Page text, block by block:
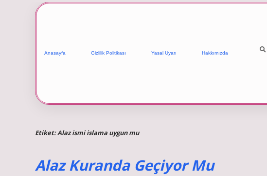
Anasayfa Gizlilik Politikası Yasal Uyarı Hakkımızda
Etiket:Alaz ismi islama uygun mu
Alaz Kuranda Geçiyor Mu